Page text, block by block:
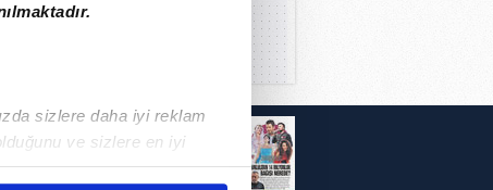
sizlere daha iyi reklam
ve sizlere en iyi
karşılamak